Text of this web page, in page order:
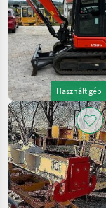
Használt gép